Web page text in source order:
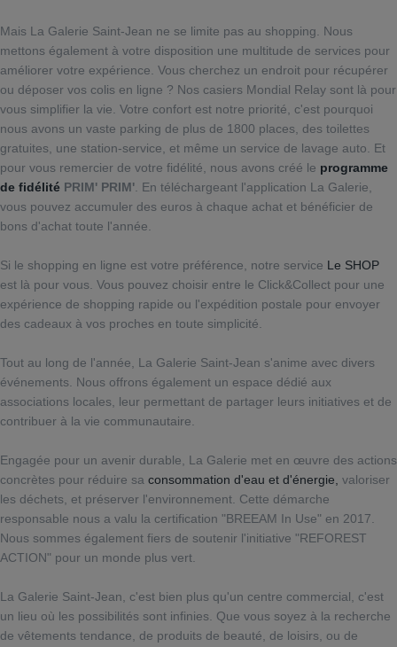
Mais La Galerie Saint-Jean ne se limite pas au shopping. Nous
mettons également à votre disposition une multitude de services pour
améliorer votre expérience. Vous cherchez un endroit pour récupérer
ou déposer vos colis en ligne ? Nos casiers Mondial Relay sont là pour
vous simplifier la vie. Votre confort est notre priorité, c'est pourquoi
nous avons un vaste parking de plus de 1800 places, des toilettes
gratuites, une station-service, et même un service de lavage auto. Et
pour vous remercier de votre fidélité, nous avons créé le programme
de fidélité PRIM' PRIM' . En téléchargeant l'application La Galerie,
vous pouvez accumuler des euros à chaque achat et bénéficier de
bons d'achat toute l'année.
Si le shopping en ligne est votre préférence, notre service Le SHOP
est là pour vous. Vous pouvez choisir entre le Click&Collect pour une
expérience de shopping rapide ou l'expédition postale pour envoyer
des cadeaux à vos proches en toute simplicité.
Tout au long de l'année, La Galerie Saint-Jean s'anime avec divers
événements. Nous offrons également un espace dédié aux
associations locales, leur permettant de partager leurs initiatives et de
contribuer à la vie communautaire.
Engagée pour un avenir durable, La Galerie met en œuvre des actions
concrètes pour réduire sa consommation d'eau et d'énergie, valoriser
les déchets, et préserver l'environnement. Cette démarche
responsable nous a valu la certification "BREEAM In Use" en 2017.
Nous sommes également fiers de soutenir l'initiative "REFOREST
ACTION" pour un monde plus vert.
La Galerie Saint-Jean, c'est bien plus qu'un centre commercial, c'est
un lieu où les possibilités sont infinies. Que vous soyez à la recherche
de vêtements tendance, de produits de beauté, de loisirs, ou de